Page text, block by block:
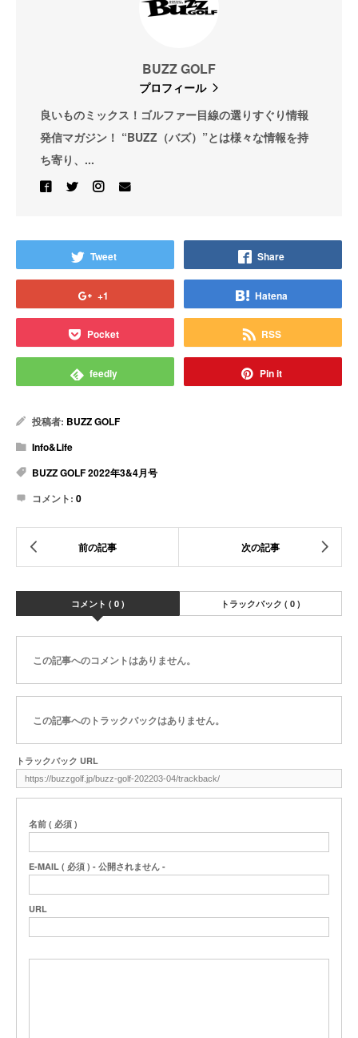
BUZZ GOLF
プロフィール
良いものミックス！ゴルファー目線の選りすぐり情報
発信マガジン！ “BUZZ（バズ）”とは様々な情報を持
ち寄り、...
Tweet Share
+1 Hatena
Pocket RSS
feedly Pin it
投稿者: BUZZ GOLF
Info&Life
BUZZ GOLF 2022年3&4月号
コメント: 0
コメント ( 0 ) トラックバック ( 0 )
この記事へのコメントはありません。
この記事へのトラックバックはありません。
トラックバック URL
名前 ( 必須 )
E-MAIL ( 必須 ) - 公開されません -
URL